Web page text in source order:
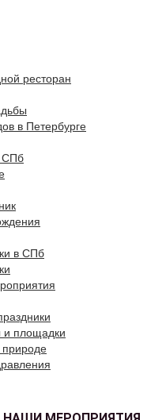
ресторан
в Петербурге
СПб
в СПб
площадки